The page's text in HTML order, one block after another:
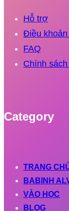
Hỗ trợ
Điều
FAQ
Chính
Category
TRANG
BABINH
VÀO HỌC
BLOG